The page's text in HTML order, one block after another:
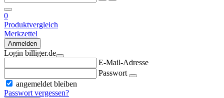
0
Produktvergleich
Merkzettel
Anmelden
Login billiger.de
E-Mail-Adresse
Passwort
angemeldet bleiben
Passwort vergessen?